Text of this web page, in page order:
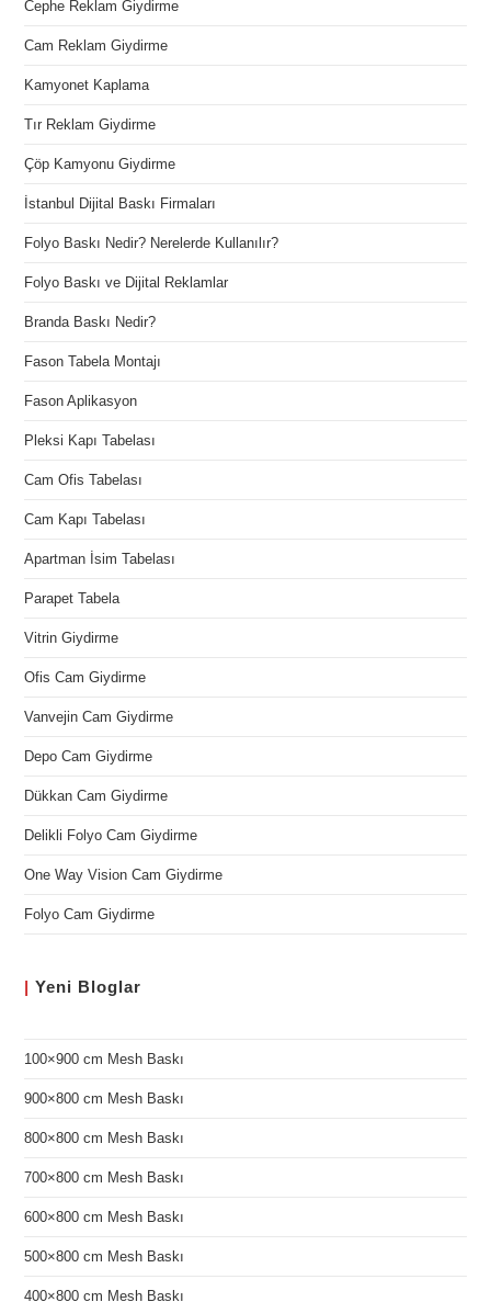
Cephe Reklam Giydirme
Cam Reklam Giydirme
Kamyonet Kaplama
Tır Reklam Giydirme
Çöp Kamyonu Giydirme
İstanbul Dijital Baskı Firmaları
Folyo Baskı Nedir? Nerelerde Kullanılır?
Folyo Baskı ve Dijital Reklamlar
Branda Baskı Nedir?
Fason Tabela Montajı
Fason Aplikasyon
Pleksi Kapı Tabelası
Cam Ofis Tabelası
Cam Kapı Tabelası
Apartman İsim Tabelası
Parapet Tabela
Vitrin Giydirme
Ofis Cam Giydirme
Vanvejin Cam Giydirme
Depo Cam Giydirme
Dükkan Cam Giydirme
Delikli Folyo Cam Giydirme
One Way Vision Cam Giydirme
Folyo Cam Giydirme
| Yeni Bloglar
100×900 cm Mesh Baskı
900×800 cm Mesh Baskı
800×800 cm Mesh Baskı
700×800 cm Mesh Baskı
600×800 cm Mesh Baskı
500×800 cm Mesh Baskı
400×800 cm Mesh Baskı